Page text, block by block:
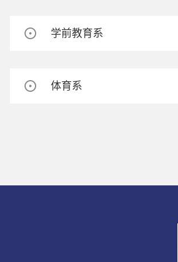
学前教育系
体育系